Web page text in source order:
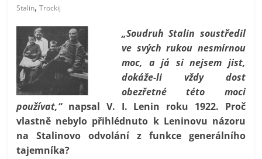
Stalin,Trockij
„Soudruh Stalin soustředil
ve svých rukou nesmírnou
moc, a já si nejsem jist,
dokáže-li vždy dost
obezřetné této moci
používat,“napsal V. I. Lenin roku 1922. Proč
vlastně nebylo přihlédnuto k Leninovu názoru
na Stalinovo odvolání z funkce generálního
tajemníka?